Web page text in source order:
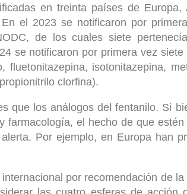
en treinta países de Europa,
el 2023 se notificaron por
de los cuales siete
se notificaron por primera vez siete
fluetonitazepina, isotonitazepina,
clorfina).
que los análogos del fentanilo. Si
farmacología, el hecho de que
Por ejemplo, en Europa han
por recomendación de